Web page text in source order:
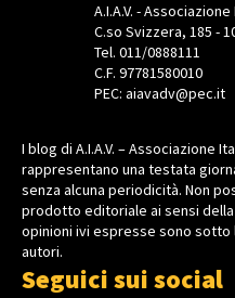
A.I.A.V. -
C.so Svizzera, 185 -
Tel. 011/0888111
C.F. 97781580010
PEC: aiavadv@pec.it
I blog di A.I.A.V. – Associazione
rappresentano una testata
senza alcuna periodicità. Non
prodotto editoriale ai sensi della
opinioni ivi espresse sono
autori.
Seguici sui social